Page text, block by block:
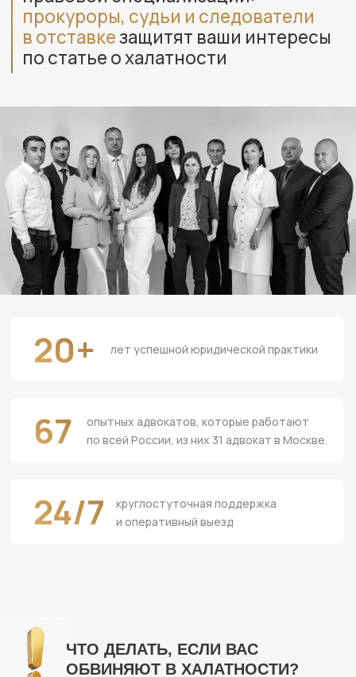
24/7
круглостуточная поддержка
и оперативный выезд
Спокойно и внимательно
выслушайте обвинения.
Постарайтесь понять основные
претензии и аргументы,
предъявляемые вам.
1.
ЧТО ДЕЛАТЬ, ЕСЛИ ВАС
ОБВИНЯЮТ В ХАЛАТНОСТИ?
2.
Исследуйте обстоятельства.
халатность.
4.
Обратитесь к опытному
советы и помочь в дальнейших
действиях.
Соберите доказательства.
подтвердить вашу
профессиональность и отсутствие
Обязательно сотрудничайте с
адвокатом,предоставляйте ему